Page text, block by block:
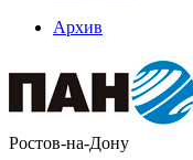
Архив
Ростов-на-Дону